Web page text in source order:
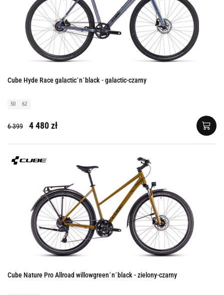
Cube Hyde Race galactic´n´black - galactic-czarny
50 62
6 399 4 480 zł
Cube Nature Pro Allroad willowgreen´n´black - zielony-czarny